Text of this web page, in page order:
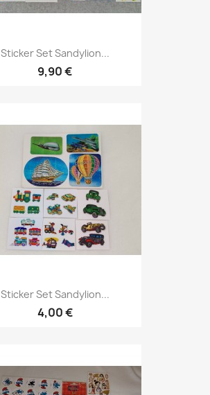
Sticker Set Sandylion...
9,90 €
Sticker Set Sandylion...
4,00 €